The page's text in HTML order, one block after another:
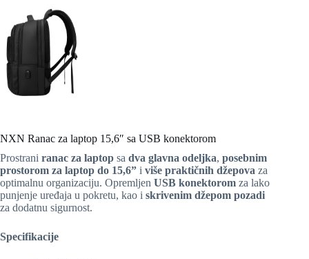
NXN Ranac za laptop 15,6″ sa USB konektorom
Prostrani ranac za laptop sa dva glavna odeljka, posebnim
prostorom za laptop do 15,6” i više praktičnih džepova za
optimalnu organizaciju. Opremljen USB konektorom za lako
punjenje uređaja u pokretu, kao i skrivenim džepom pozadi
za dodatnu sigurnost.
Specifikacije